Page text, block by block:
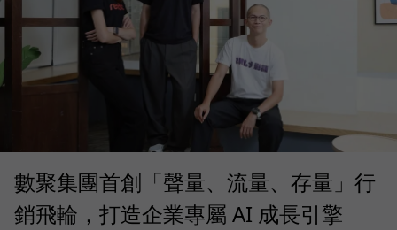
數聚集團首創「聲量、流量、存量」行
銷飛輪，打造企業專屬 AI 成長引擎